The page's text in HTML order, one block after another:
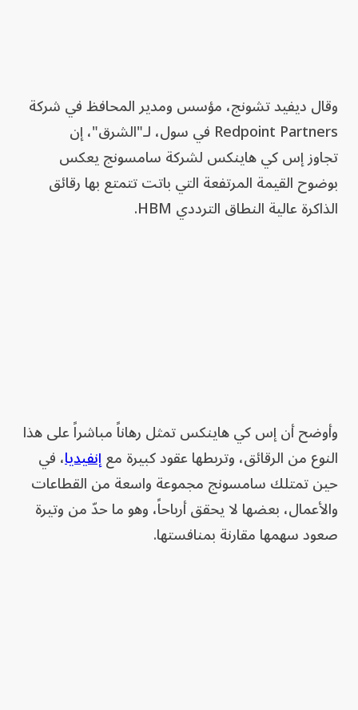
وقال ديفيد تشونج، مؤسس ومدير المحافظ في شركة
Redpoint Partners في سول، لـ"الشرق"، إن
تجاوز إس كي هاينكس لشركة سامسونج يعكس
بوضوح القيمة المرتفعة التي باتت تتمتع بها رقائق
الذاكرة عالية النطاق الترددي HBM.
وأوضح أن إس كي هاينكس تمثل رهاناً مباشراً على هذا
النوع من الرقائق، وتربطها عقود كبيرة معإنفيديا، في
حين تمتلك سامسونج مجموعة واسعة من القطاعات
والأعمال، بعضها لا يحقق أرباحاً، وهو ما حدّ من وتيرة
صعود سهمها مقارنة بمنافستها.